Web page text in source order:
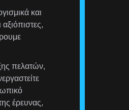
και
πελατών,
έρευνας,